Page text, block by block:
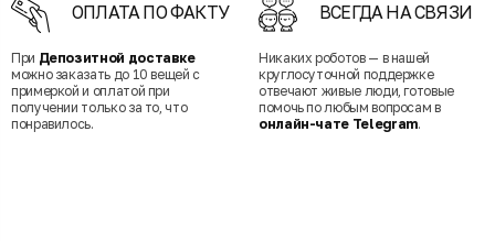
ОПЛАТА ПО ФАКТУ
При Депозитной доставке
можно заказать до 10 вещей с
примеркой и оплатой при
получении только за то, что
понравилось.
ВСЕГДА НА СВЯЗИ
Никаких роботов — в нашей
круглосуточной поддержке
отвечают живые люди, готовые
помочь по любым вопросам в
онлайн-чате Telegram.